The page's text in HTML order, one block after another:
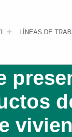
LÍNEAS DE